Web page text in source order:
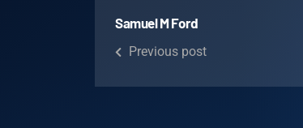
Samuel M Ford
Previous post